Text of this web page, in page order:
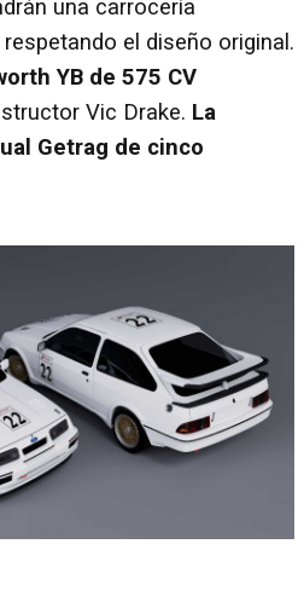
una carrocería
el diseño original.
YB de 575 CV
Vic Drake. La
Getrag de cinco